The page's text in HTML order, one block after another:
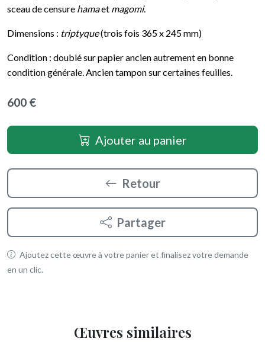
sceau de censure hamaet magomi.
Dimensions : triptyque(trois fois 365 x 245 mm)
Condition : doublé sur papier ancien autrement en bonne
condition générale. Ancien tampon sur certaines feuilles.
600 €
Ajouter au panier
Retour
Partager
Ajoutez cette œuvre à votre panier et finalisez votre demande
en un clic.
Œuvres similaires